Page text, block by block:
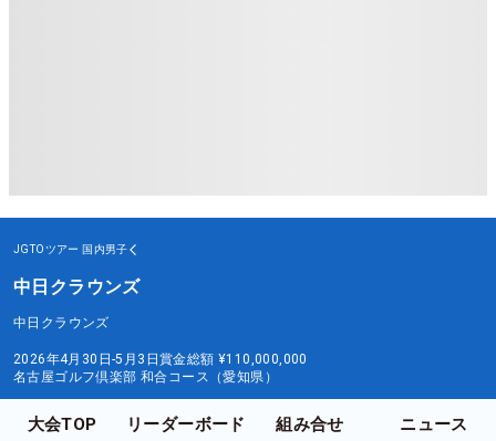
JGTOツアー 国内男子
中日クラウンズ
中日クラウンズ
2026年4月30日-5月3日賞金総額 ¥110,000,000
名古屋ゴルフ倶楽部 和合コース（愛知県）
大会TOP リーダーボード 組み合せ ニュース